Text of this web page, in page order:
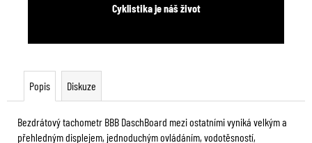
Cyklistika je náš život
Popis Diskuze
Bezdrátový tachometr BBB DaschBoard mezi ostatními vyniká velkým a
přehledným displejem, jednoduchým ovládáním, vodotěsností,